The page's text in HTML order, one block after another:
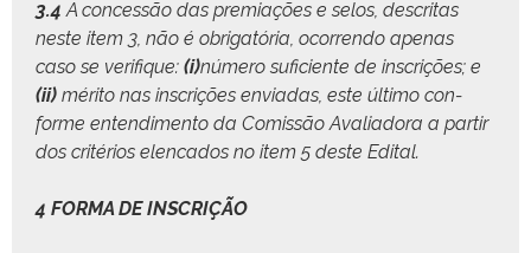
3.4A con­cessão das pre­mi­ações e selos, descritas
neste item 3, não é obri­gatória, ocor­ren­do ape­nas
caso se ver­i­fique: (i)número sufi­ciente de inscrições; e
(ii) méri­to nas inscrições envi­adas, este últi­mo con­
forme entendi­men­to da Comis­são Avali­ado­ra a par­tir
dos critérios elen­ca­dos no item 5 deste Edital.
4 FORMA DE INSCRIÇÃO